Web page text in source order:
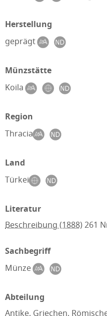
Herstellung
geprägt
Münzstätte
Koila
Region
Thracia
Land
Türkei
Literatur
Beschreibung (1888) 261
Sachbegriff
Münze
Abteilung
Antike, Griechen,